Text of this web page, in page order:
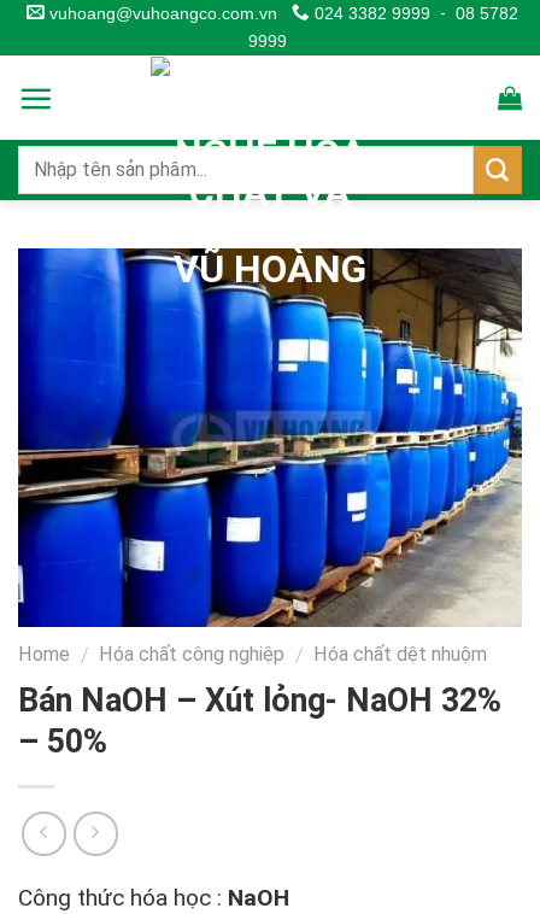
Skip
to
content
vuhoang@vuhoangco.com.vn 024 3382 9999 - 08 5782
9999
Home / Hóa chất công nghiệp / Hóa chất dệt nhuộm
Bán NaOH – Xút lỏng- NaOH 32%
– 50%
Công thức hóa học : NaOH